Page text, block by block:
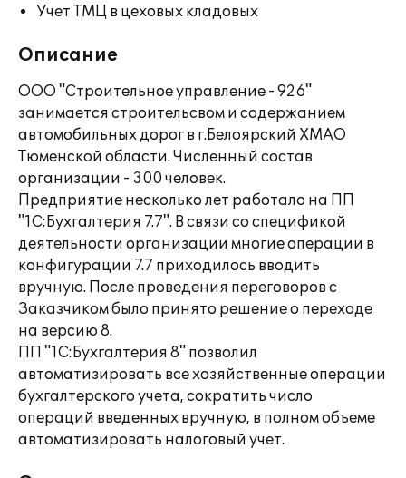
Учет ТМЦ в цеховых кладовых
Описание
ООО "Строительное управление - 926"
занимается строительсвом и содержанием
автомобильных дорог в г.Белоярский ХМАО
Тюменской области. Численный состав
организации - 300 человек.
Предприятие несколько лет работало на ПП
"1С:Бухгалтерия 7.7". В связи со спецификой
деятельности организации многие операции в
конфигурации 7.7 приходилось вводить
вручную. После проведения переговоров с
Заказчиком было принято решение о переходе
на версию 8.
ПП "1С:Бухгалтерия 8" позволил
автоматизировать все хозяйственные операции
бухгалтерского учета, сократить число
операций введенных вручную, в полном объеме
автоматизировать налоговый учет.